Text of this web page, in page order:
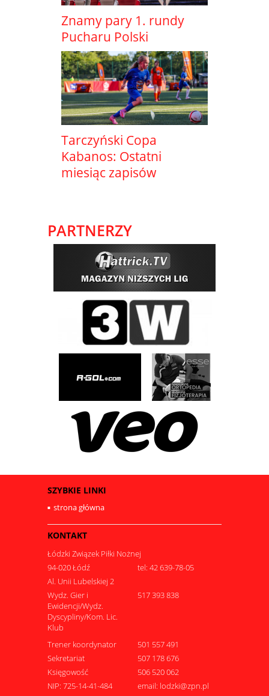
Znamy pary 1. rundy
Pucharu Polski
Tarczyński Copa
Kabanos: Ostatni
miesiąc zapisów
PARTNERZY
SZYBKIE LINKI
strona główna
KONTAKT
Łódzki Związek Piłki Nożnej
94-020 Łódź
tel: 42 639-78-05
Al. Unii Lubelskiej 2
Wydz. Gier i
Ewidencji/Wydz.
Dyscypliny/Kom. Lic.
Klub
517 393 838
Trener koordynator
501 557 491
Sekretariat
507 178 676
Księgowość
506 520 062
NIP: 725-14-41-484
email: lodzki@zpn.pl